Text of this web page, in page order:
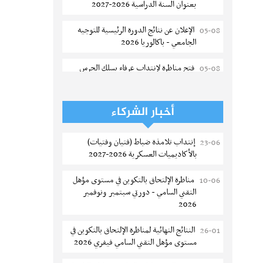
بعنوان السنة الدراسية 2026-2027
05-08 الإعلان عن نتائج الدورة الرئيسية للتوجيه
الجامعي - باكالوريا 2026
05-08 فتح مناظرة لإنتداب عرفاء بسلك الحرس
تسجيل طلبة كلية الآداب والفنون
والإنسانيات بمنوبة 2026-2027
05-08 المعهد العالي للرياضة و التربية البدنية
بقصر السعيد : ترسيم السنوات الثانية
تمديد آجال الترشح للماجستير بكلية العلوم
بقابس 2026-2027
05-08 كلية العلوم الإقتصادية والتصرف بسوسة :
الترشح لماجستير مهني جديد
أخبار الشركاء
23-06 إنتداب تلامذة ضباط (فتيان وفتيات)
بالأكاديميات العسكرية 2026-2027
10-06 مناظرة الإلتحاق بالتكوين في مستوى مؤهل
التقني السامي - دورتي سبتمبر ونوفمبر
2026
26-01 النتائج النهائية لمناظرة الإلتحاق بالتكوين في
مستوى مؤهل التقني السامي فيفري 2026